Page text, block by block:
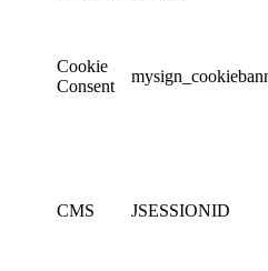
Cookie
Consent
CMS JSESSIONID